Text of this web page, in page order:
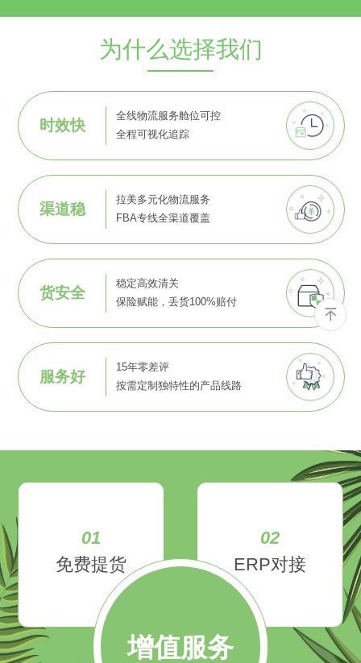
为什么选择我们
时效快
全线物流服务舱位可控
全程可视化追踪
渠道稳
拉美多元化物流服务
FBA专线全渠道覆盖
货安全
稳定高效清关
保险赋能，丢货100%赔付
服务好
15年零差评
按需定制独特性的产品线路
增值服务
01
免费提货
02
ERP对接